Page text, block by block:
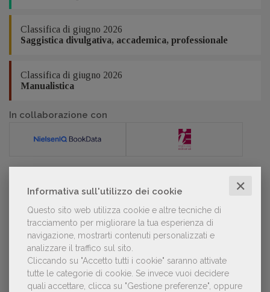
Informativa sull'utilizzo dei cookie ✕
Questo sito web utilizza cookie e altre tecniche di
tracciamento per migliorare la tua esperienza di
navigazione, mostrarti contenuti personalizzati e
analizzare il traffico sul sito.
Cliccando su "Accetto tutti i cookie" saranno attivate
tutte le categorie di cookie. Se invece vuoi decidere
quali accettare, clicca su "Gestione preferenze", oppure
Classifica di giugno 2026
Saggistica divulgativa, accademica, professionale
Classifica di giugno 2026
Manualistica
In collaborazione con
POLTRONE
Laura Ballestra confermata presidente
dell’Associazione Italiana Biblioteche